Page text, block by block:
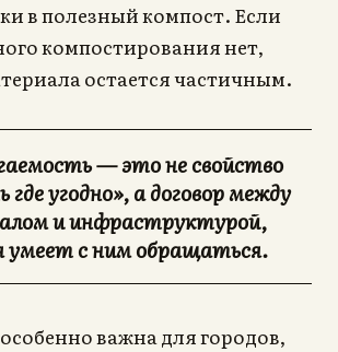
в полезный компост. Если
компостирования нет,
остается частичным.
— это не свойство
где угодно», а договор между
и инфраструктурой,
умеет с ним обращаться.
важна для городов,